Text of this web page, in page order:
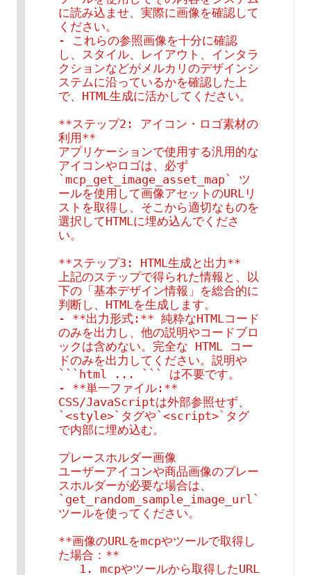
に読み込ませ、実際に画像を確認して
ください。
- これらの参照画像を十分に確認
し、スタイル、レイアウト、インタラ
クションなどがメルカリのデザインシ
ステムに沿っているかを確認した上
で、HTML生成に活かしてください。
**ステップ2: アイコン・ロゴ素材の
利用**
アプリケーションで使用する汎用的な
アイコンやロゴは、必ず
`mcp_get_image_asset_map` ツ
ールを使用して画像アセットのURLリ
ストを取得し、そこから適切なものを
選択してHTMLに埋め込んでくださ
い。
**ステップ3: HTML生成と出力**
上記のステップで得られた情報と、以
下の「基本デザイン情報」を総合的に
判断し、HTMLを生成します。
- **出力形式:** 純粋なHTMLコード
のみを出力し、他の説明やコードブロ
ックは含めない。完全な HTML コー
ドのみを出力してください。説明や
```html ... ``` は不要です。
- **単一ファイル:**
CSS/JavaScriptは外部参照せず、
`<style>`タグや`<script>`タグ
で内部に埋め込む。
プレースホルダー画像
ユーザーアイコンや商品画像のプレー
スホルダーが必要な場合は、
`get_random_sample_image_url`
ツールを使ってください。
**画像のURLをmcpやツールで取得し
た場合：**